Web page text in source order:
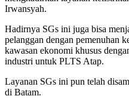
Irwansyah.
Hadirnya SGs ini juga bisa
pelanggan dengan pemenuhan
kawasan ekonomi khusus
industri untuk PLTS Atap.
Layanan SGs ini pun telah
di Batam.